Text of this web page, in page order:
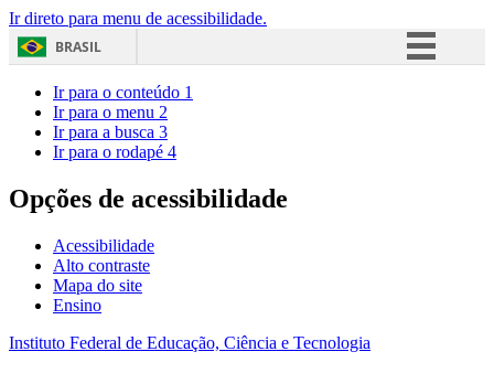
Ir direto para menu de acessibilidade.
BRASIL
Acesso à informação
Ir para o conteúdo 1
Ir para o menu 2
Ir para a busca 3
Ir para o rodapé 4
Opções de acessibilidade
Acessibilidade
Alto contraste
Mapa do site
Ensino
Instituto Federal de Educação, Ciência e Tecnologia